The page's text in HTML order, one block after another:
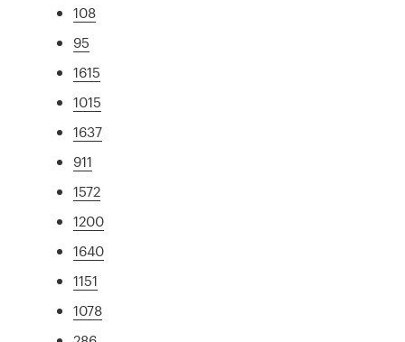
108
95
1615
1015
1637
911
1572
1200
1640
1151
1078